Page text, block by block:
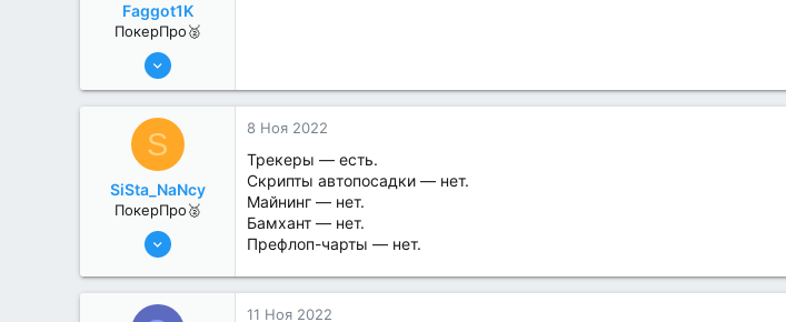
Faggot1K
ПокерПро🥈
13 Июн 2022
1
S
SiSta_NaNcy
ПокерПро🥈
6 Июн 2022
4
8 Ноя 2022
Трекеры — есть.
Скрипты автопосадки — нет.
Майнинг — нет.
Бамхант — нет.
Префлоп-чарты — нет.
11 Ноя 2022